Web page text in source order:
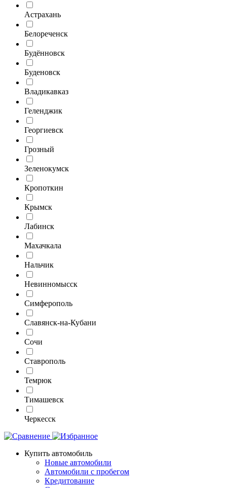
Астрахань
Белореченск
Будённовск
Буденовск
Владикавказ
Геленджик
Георгиевск
Грозный
Зеленокумск
Кропоткин
Крымск
Лабинск
Махачкала
Нальчик
Невинномысск
Симферополь
Славянск-на-Кубани
Сочи
Ставрополь
Темрюк
Тимашевск
Черкесск
Купить автомобиль
Новые автомобили
Автомобили с пробегом
Кредитование